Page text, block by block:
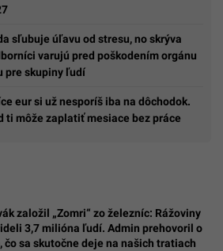
sľubuje úľavu od stresu, no skrýva
varujú pred poškodením orgánu
pre skupiny ľudí
eur si už nesporíš iba na dôchodok.
ti môže zaplatiť mesiace bez práce
založil „Zomri“ zo železníc: Rážoviny
3,7 milióna ľudí. Admin prehovoril o
čo sa skutočne deje na našich tratiach